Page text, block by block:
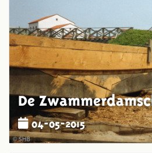
De
04-05-2015